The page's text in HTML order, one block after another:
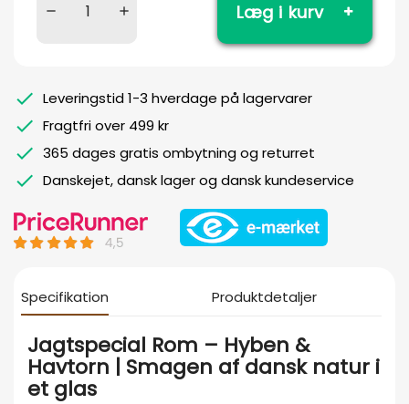
Læg i kurv
Leveringstid 1-3 hverdage på lagervarer
Fragtfri over 499 kr
365 dages gratis ombytning og returret
Danskejet, dansk lager og dansk kundeservice
Specifikation Produktdetaljer
Jagtspecial Rom – Hyben &
Havtorn | Smagen af dansk natur i
et glas